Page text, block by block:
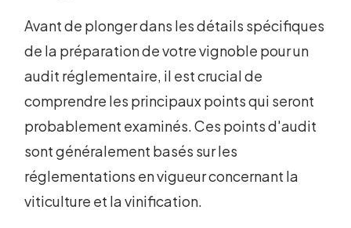
Avant de plonger dans les détails spécifiques
de la préparation de votre vignoble pour un
audit réglementaire, il est crucial de
comprendre les principaux points qui seront
probablement examinés. Ces points d'audit
sont généralement basés sur les
réglementations en vigueur concernant la
viticulture et la vinification.